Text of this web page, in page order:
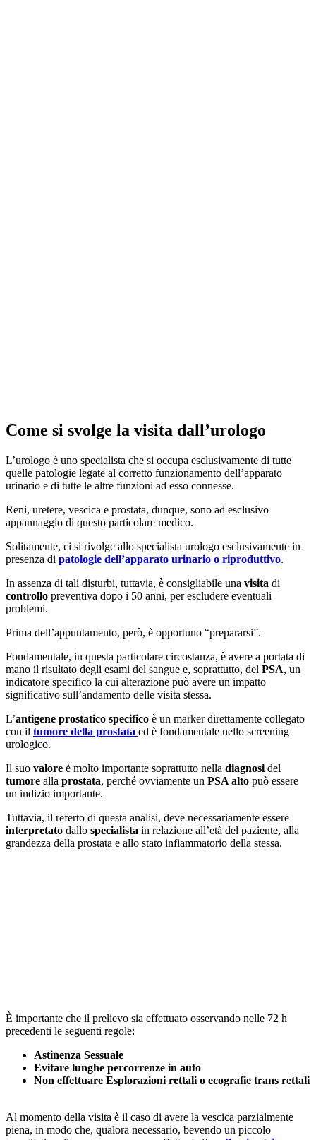
Come si svolge la visita dall’urologo
L’urologo è uno specialista che si occupa esclusivamente di tutte
quelle patologie legate al corretto funzionamento dell’apparato
urinario e di tutte le altre funzioni ad esso connesse.
Reni, uretere, vescica e prostata, dunque, sono ad esclusivo
appannaggio di questo particolare medico.
Solitamente, ci si rivolge allo specialista urologo esclusivamente in
presenza di patologie dell’apparato urinario o riproduttivo.
In assenza di tali disturbi, tuttavia, è consigliabile una visita di
controllo preventiva dopo i 50 anni, per escludere eventuali
problemi.
Prima dell’appuntamento, però, è opportuno “prepararsi”.
Fondamentale, in questa particolare circostanza, è avere a portata di
mano il risultato degli esami del sangue e, soprattutto, del PSA, un
indicatore specifico la cui alterazione può avere un impatto
significativo sull’andamento delle visita stessa.
L’antigene prostatico specifico è un marker direttamente collegato
con il tumore della prostata ed è fondamentale nello screening
urologico.
Il suo valore è molto importante soprattutto nella diagnosi del
tumore alla prostata, perché ovviamente un PSA alto può essere
un indizio importante.
Tuttavia, il referto di questa analisi, deve necessariamente essere
interpretato dallo specialista in relazione all’età del paziente, alla
grandezza della prostata e allo stato infiammatorio della stessa.
È importante che il prelievo sia effettuato osservando nelle 72 h
precedenti le seguenti regole:
Astinenza Sessuale
Evitare lunghe percorrenze in auto
Non effettuare Esplorazioni rettali o ecografie trans rettali
Al momento della visita è il caso di avere la vescica parzialmente
piena, in modo che, qualora necessario, bevendo un piccolo